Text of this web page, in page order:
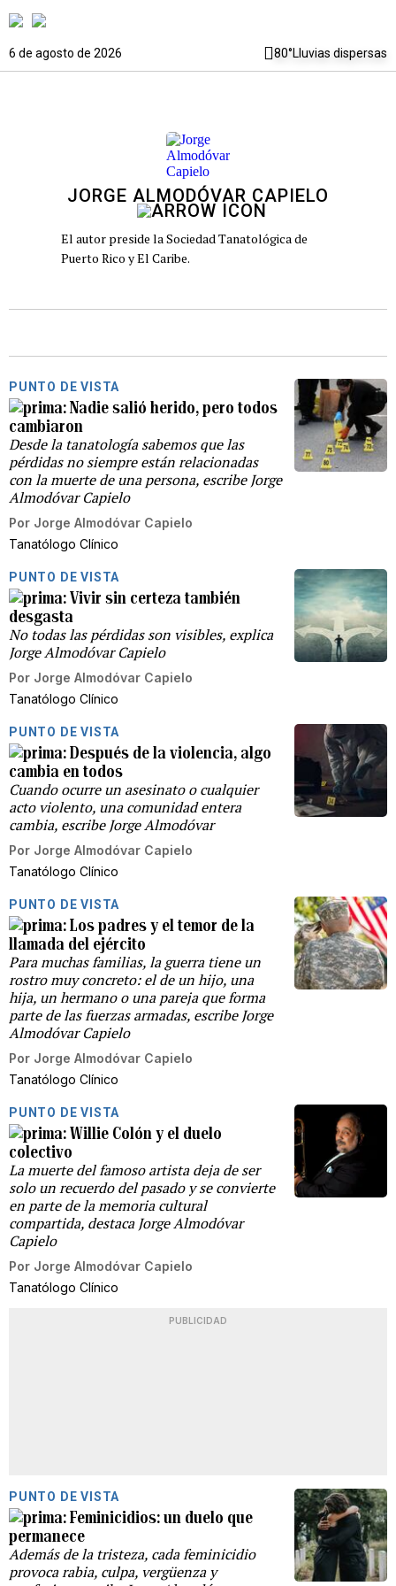
6 de agosto de 2026 80°Lluvias dispersas
JORGE ALMODÓVAR CAPIELO
El autor preside la Sociedad Tanatológica de
Puerto Rico y El Caribe.
PUNTO DE VISTA
Nadie salió herido, pero todos
cambiaron
Desde la tanatología sabemos que las
pérdidas no siempre están relacionadas
con la muerte de una persona, escribe Jorge
Almodóvar Capielo
Por Jorge Almodóvar Capielo
Tanatólogo Clínico
PUNTO DE VISTA
Vivir sin certeza también
desgasta
No todas las pérdidas son visibles, explica
Jorge Almodóvar Capielo
Por Jorge Almodóvar Capielo
Tanatólogo Clínico
PUNTO DE VISTA
Después de la violencia, algo
cambia en todos
Cuando ocurre un asesinato o cualquier
acto violento, una comunidad entera
cambia, escribe Jorge Almodóvar
Por Jorge Almodóvar Capielo
Tanatólogo Clínico
PUNTO DE VISTA
Los padres y el temor de la
llamada del ejército
Para muchas familias, la guerra tiene un
rostro muy concreto: el de un hijo, una
hija, un hermano o una pareja que forma
parte de las fuerzas armadas, escribe Jorge
Almodóvar Capielo
Por Jorge Almodóvar Capielo
Tanatólogo Clínico
PUNTO DE VISTA
Willie Colón y el duelo
colectivo
La muerte del famoso artista deja de ser
solo un recuerdo del pasado y se convierte
en parte de la memoria cultural
compartida, destaca Jorge Almodóvar
Capielo
Por Jorge Almodóvar Capielo
Tanatólogo Clínico
PUBLICIDAD
PUNTO DE VISTA
Feminicidios: un duelo que
permanece
Además de la tristeza, cada feminicidio
provoca rabia, culpa, vergüenza y